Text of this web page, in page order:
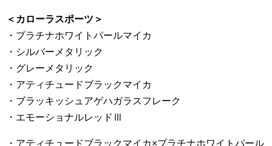
＜カローラスポーツ＞
・プラチナホワイトパールマイカ
・シルバーメタリック
・グレーメタリック
・アティチュードブラックマイカ
・ブラッキッシュアゲハガラスフレーク
・エモーショナルレッドⅢ
・アティチュードブラックマイカ×プラチナホワイトパール